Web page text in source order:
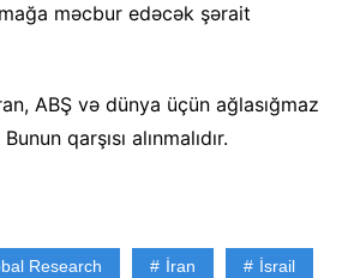
məcbur edəcək şərait
ABŞ və dünya üçün ağlasığmaz
qarşısı alınmalıdır.
Research İran İsrail